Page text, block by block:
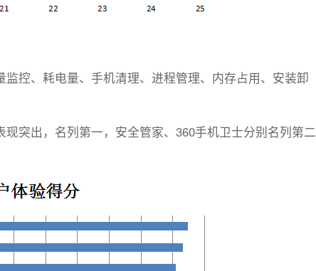
控、耗电量、手机清理、进程管理、内存占用、安装卸
突出，名列第一，安全管家、360手机卫士分别名列第二